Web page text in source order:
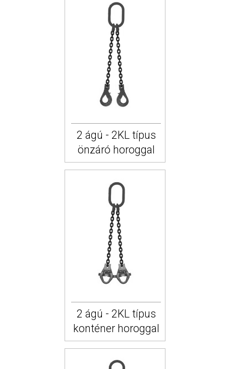
2 ágú - 2KL típus
önzáró horoggal
2 ágú - 2KL típus
konténer horoggal